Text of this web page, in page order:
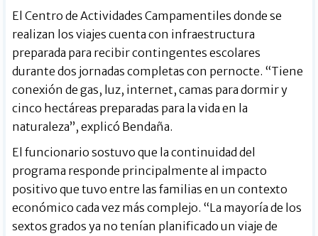
El Centro de Actividades Campamentiles donde se
realizan los viajes cuenta con infraestructura
preparada para recibir contingentes escolares
durante dos jornadas completas con pernocte. “Tiene
conexión de gas, luz, internet, camas para dormir y
cinco hectáreas preparadas para la vida en la
naturaleza”, explicó Bendaña.
El funcionario sostuvo que la continuidad del
programa responde principalmente al impacto
positivo que tuvo entre las familias en un contexto
económico cada vez más complejo. “La mayoría de los
sextos grados ya no tenían planificado un viaje de